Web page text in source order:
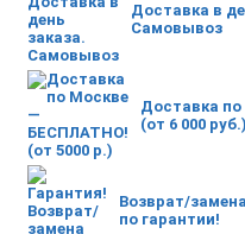
Доставка в
Самовывоз
Доставка
(от 6 000 руб.)
Возврат/замена
по гарантии!